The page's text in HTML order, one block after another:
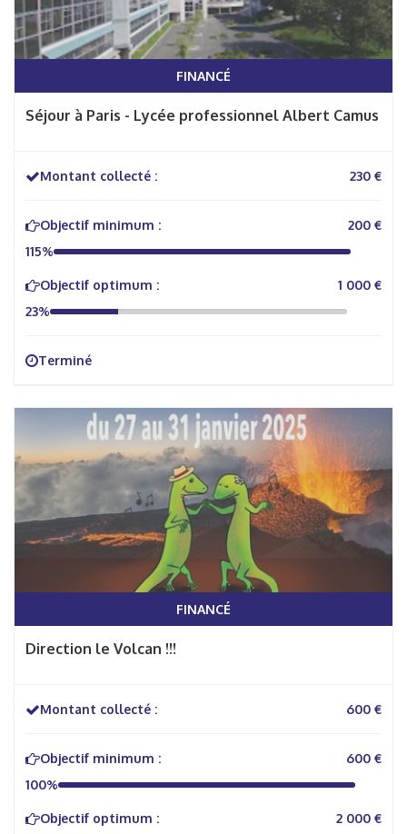
FINANCÉ
Séjour à Paris - Lycée professionnel Albert Camus
Montant collecté : 230 €
Objectif minimum :
200 €
115%
Objectif optimum :
1 000 €
23%
Terminé
FINANCÉ
Direction le Volcan !!!
Montant collecté : 600 €
Objectif minimum :
600 €
100%
Objectif optimum :
2 000 €